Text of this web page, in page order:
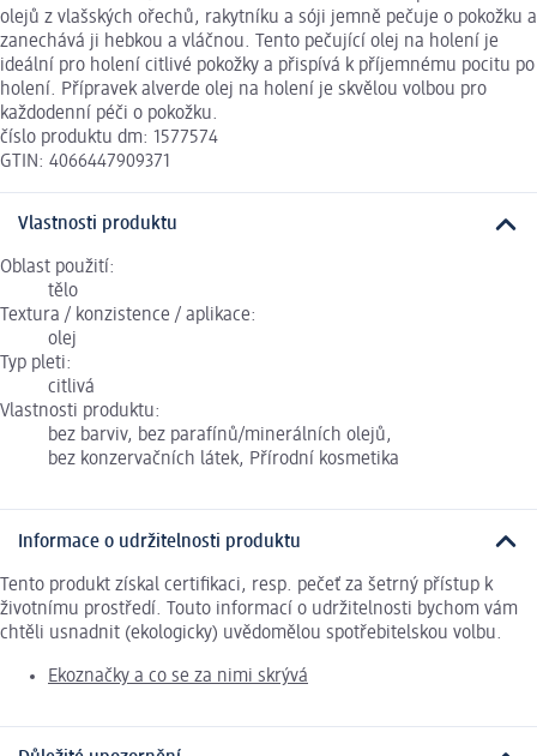
olejů z vlašských ořechů, rakytníku a sóji jemně pečuje o pokožku a
zanechává ji hebkou a vláčnou. Tento pečující olej na holení je
ideální pro holení citlivé pokožky a přispívá k příjemnému pocitu po
holení. Přípravek alverde olej na holení je skvělou volbou pro
každodenní péči o pokožku.
číslo produktu dm: 1577574
GTIN: 4066447909371
Vlastnosti produktu
Oblast použití:
tělo
Textura / konzistence / aplikace:
olej
Typ pleti:
citlivá
Vlastnosti produktu:
bez barviv, bez parafínů/minerálních olejů,
bez konzervačních látek, Přírodní kosmetika
Informace o udržitelnosti produktu
Tento produkt získal certifikaci, resp. pečeť za šetrný přístup k
životnímu prostředí. Touto informací o udržitelnosti bychom vám
chtěli usnadnit (ekologicky) uvědomělou spotřebitelskou volbu.
Ekoznačky a co se za nimi skrývá